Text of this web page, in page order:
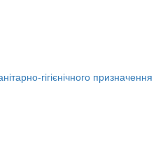
гігієнічного призначення